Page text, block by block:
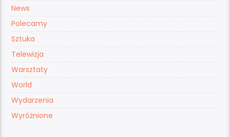
News
Polecamy
Sztuka
Telewizja
Warsztaty
World
Wydarzenia
Wyróżnione